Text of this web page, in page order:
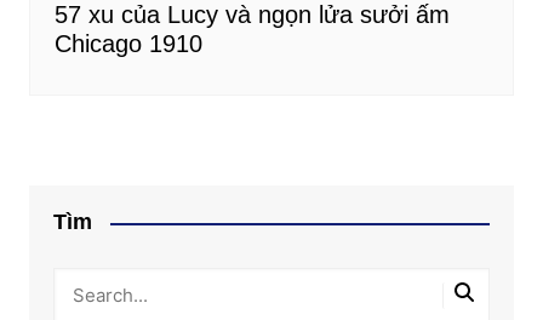
57 xu của Lucy và ngọn lửa sưởi ấm
Chicago 1910
Tìm